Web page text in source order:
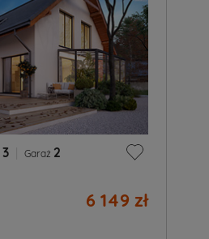
3 Garaż 2
6 149 zł